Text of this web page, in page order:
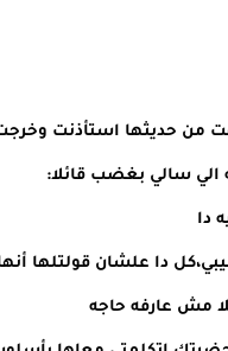
من حديثها استأذنت
الي سالي بغضب قائلا:
دا
دا علشان قولتلها
مش عارفه حاجه